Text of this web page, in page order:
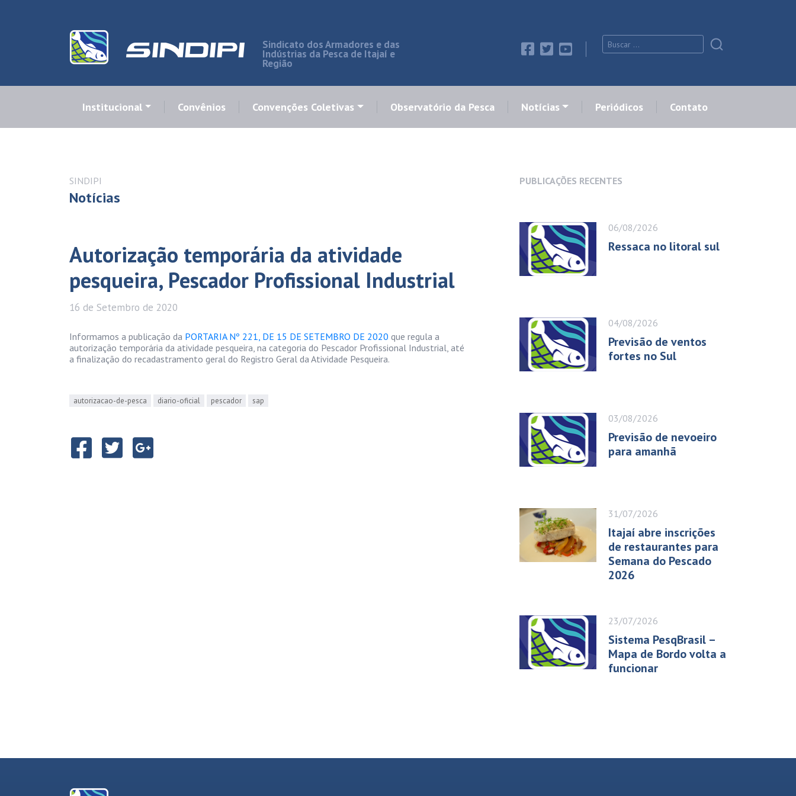
Sindicato dos Armadores e das
Indústrias da Pesca de Itajaí e
Região
Institucional Convênios Convenções Coletivas Observatório da Pesca Notícias Periódicos Contato
SINDIPI
Notícias
Autorização temporária da atividade
pesqueira, Pescador Profissional Industrial
16 de Setembro de 2020
Informamos a publicação da PORTARIA Nº 221, DE 15 DE SETEMBRO DE 2020 que regula a
autorização temporária da atividade pesqueira, na categoria do Pescador Profissional Industrial, até
a finalização do recadastramento geral do Registro Geral da Atividade Pesqueira.
autorizacao-de-pesca diario-oficial pescador sap
PUBLICAÇÕES RECENTES
06/08/2026
Ressaca no litoral sul
04/08/2026
Previsão de ventos
fortes no Sul
03/08/2026
Previsão de nevoeiro
para amanhã
31/07/2026
Itajaí abre inscrições
de restaurantes para
Semana do Pescado
2026
23/07/2026
Sistema PesqBrasil –
Mapa de Bordo volta a
funcionar